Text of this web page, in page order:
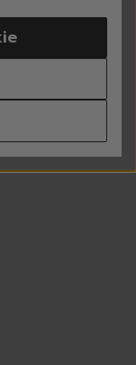
delikatne
do prania
do prania